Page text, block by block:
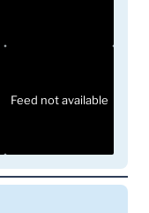
Feed not available